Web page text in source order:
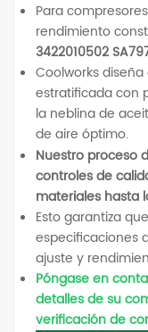
Para
rendimiento
3422010502
Coolworks
estratificada con
la neblina de
de aire óptimo.
Nuestro proceso
controles de
materiales hasta
Esto garantiza
especificaciones
ajuste y
Póngase en
detalles de su
verificación de